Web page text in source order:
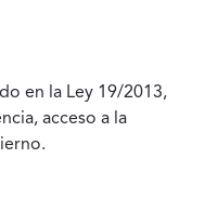
en la Ley 19/2013,
acceso a la